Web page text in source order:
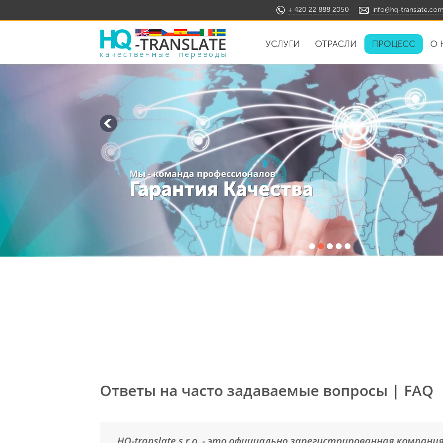
+ 420 22 888 2050 info@hq-
качественные переводы
УСЛУГИ ОТРАСЛИ ПРОЦЕСС О
Мы - команда профессионалов
Гарантия Качества
Ответы на часто задаваемые вопросы | FAQ